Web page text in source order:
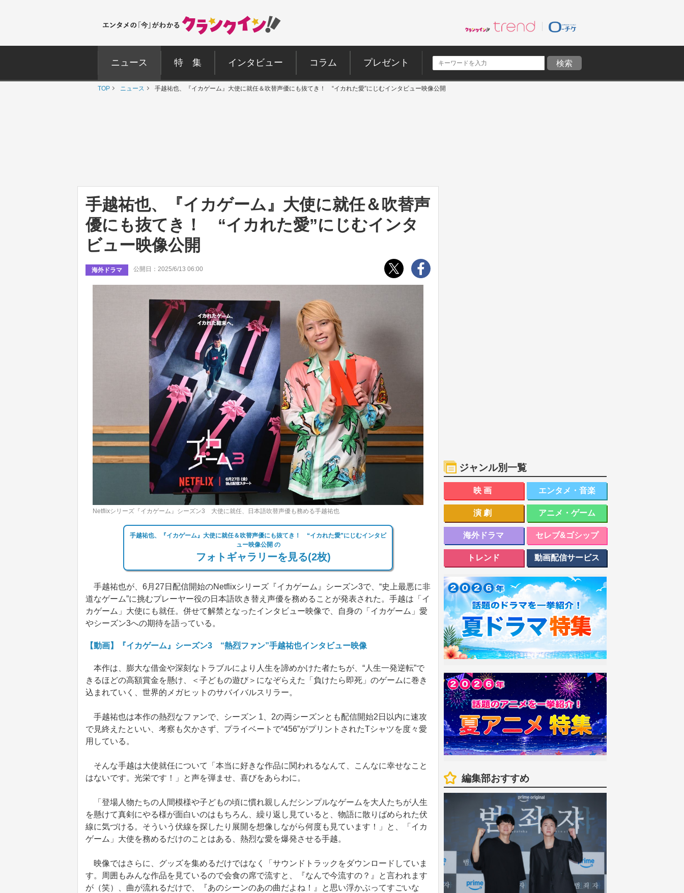
ニュース 特 集 インタビュー コラム プレゼント
TOP ニュース 手越祐也、『イカゲーム』大使に就任＆吹替声優にも抜てき！ “イカれた愛”にじむインタビュー映像公開
手越祐也、『イカゲーム』大使に就任＆吹替声
優にも抜てき！ “イカれた愛”にじむインタ
ビュー映像公開
海外ドラマ 公開日：2025/6/13 06:00
Netflixシリーズ『イカゲーム』シーズン3 大使に就任、日本語吹替声優も務める手越祐也
手越祐也、『イカゲーム』大使に就任＆吹替声優にも抜てき！ “イカれた愛”にじむインタビ
ュー映像公開 の
フォトギャラリーを見る(2枚)
手越祐也が、6月27日配信開始のNetflixシリーズ『イカゲーム』シーズン3で、“史上最悪に非
道なゲーム”に挑むプレーヤー役の日本語吹き替え声優を務めることが発表された。手越は「イ
カゲーム」大使にも就任。併せて解禁となったインタビュー映像で、自身の「イカゲーム」愛
やシーズン3への期待を語っている。
【動画】『イカゲーム』シーズン3 “熱烈ファン”手越祐也インタビュー映像
本作は、膨大な借金や深刻なトラブルにより人生を諦めかけた者たちが、“人生一発逆転”で
きるほどの高額賞金を懸け、＜子どもの遊び＞になぞらえた「負けたら即死」のゲームに巻き
込まれていく、世界的メガヒットのサバイバルスリラー。
手越祐也は本作の熱烈なファンで、シーズン 1、2の両シーズンとも配信開始2日以内に速攻
で見終えたといい、考察も欠かさず、プライベートで“456”がプリントされたTシャツを度々愛
用している。
そんな手越は大使就任について「本当に好きな作品に関われるなんて、こんなに幸せなこと
はないです。光栄です！」と声を弾ませ、喜びをあらわに。
「登場人物たちの人間模様や子どもの頃に慣れ親しんだシンプルなゲームを大人たちが人生
を懸けて真剣にやる様が面白いのはもちろん、繰り返し見ていると、物語に散りばめられた伏
線に気づける。そういう伏線を探したり展開を想像しながら何度も見ています！」と、「イカ
ゲーム」大使を務めるだけのことはある、熱烈な愛を爆発させる手越。
映像ではさらに、グッズを集めるだけではなく「サウンドトラックをダウンロードしていま
す。周囲もみんな作品を見ているので会食の席で流すと、『なんで今流すの？』と言われます
が（笑）、曲が流れるだけで、『あのシーンのあの曲だよね！』と思い浮かぶってすごいな
ジャンル別一覧
映画 エンタメ・音楽
演劇 アニメ・ゲーム
海外ドラマ セレブ&ゴシップ
トレンド 動画配信サービス
編集部おすすめ